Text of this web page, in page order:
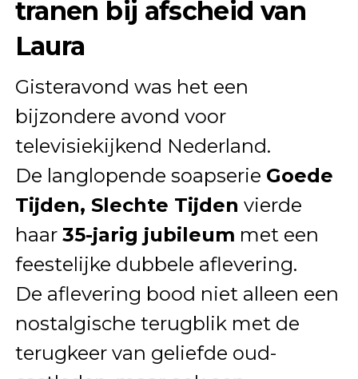
tranen bij afscheid van
Laura
Gisteravond was het een
bijzondere avond voor
televisiekijkend Nederland.
De langlopende soapserie Goede
Tijden, Slechte Tijden vierde
haar 35-jarig jubileum met een
feestelijke dubbele aflevering.
De aflevering bood niet alleen een
nostalgische terugblik met de
terugkeer van geliefde oud-